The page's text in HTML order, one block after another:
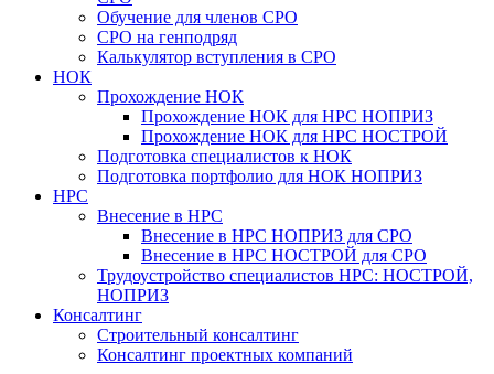
Обучение для членов СРО
СРО на генподряд
Калькулятор вступления в СРО
НОК
Прохождение НОК
Прохождение НОК для НРС НОПРИЗ
Прохождение НОК для НРС НОСТРОЙ
Подготовка специалистов к НОК
Подготовка портфолио для НОК НОПРИЗ
НРС
Внесение в НРС
Внесение в НРС НОПРИЗ для СРО
Внесение в НРС НОСТРОЙ для СРО
Трудоустройство специалистов НРС: НОСТРОЙ,
НОПРИЗ
Консалтинг
Строительный консалтинг
Консалтинг проектных компаний